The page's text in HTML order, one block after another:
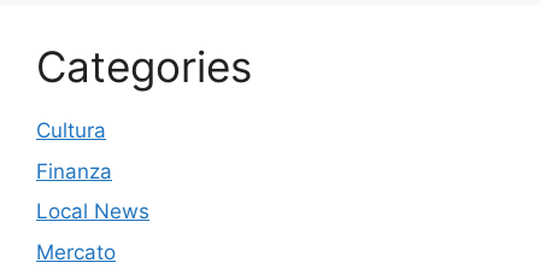
Categories
Cultura
Finanza
Local News
Mercato